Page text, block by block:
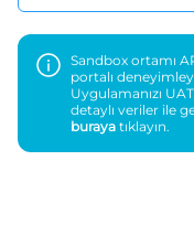
Sandbox ortamı
portalı
Uygulamanızı
detaylı veriler ile
buraya tıklayın.